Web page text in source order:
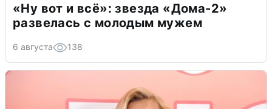
«Ну вот и всё»: звезда «Дома-2»
развелась с молодым мужем
6 августа 138